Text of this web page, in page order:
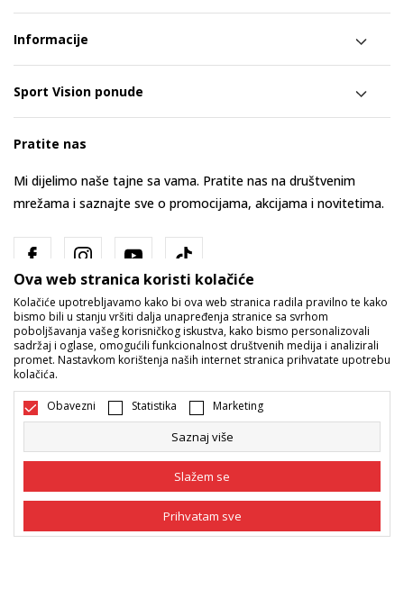
Informacije
Sport Vision ponude
Pratite nas
Mi dijelimo naše tajne sa vama. Pratite nas na društvenim
mrežama i saznajte sve o promocijama, akcijama i novitetima.
Bosna i Hercegovina Promijenite
Nastojimo da budemo što precizniji u opisu proizvoda, prikazu slika i
samih cijena, ali ne možemo garantovati da su sve informacije kompletne
i bez grešaka. Svi artikli prikazani na sajtu su dio naše ponude i ne
Ova web stranica koristi kolačiće
Kolačiće upotrebljavamo kako bi ova web stranica radila pravilno te kako
bismo bili u stanju vršiti dalja unapređenja stranice sa svrhom
poboljšavanja vašeg korisničkog iskustva, kako bismo personalizovali
sadržaj i oglase, omogućili funkcionalnost društvenih medija i analizirali
promet. Nastavkom korištenja naših internet stranica prihvatate upotrebu
kolačića.
Obavezni Statistika Marketing
Saznaj više
Slažem se
Prihvatam sve